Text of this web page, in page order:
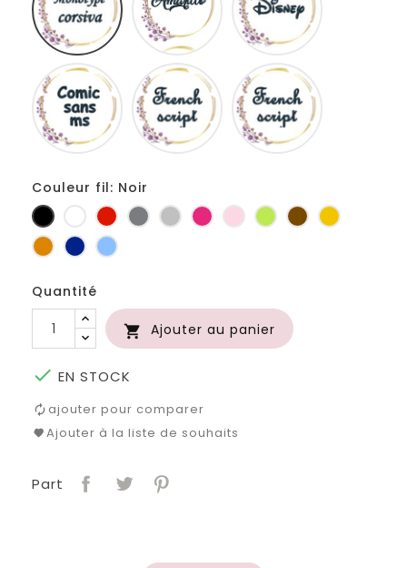
Comic
sans
ms
French
script
Couleur fil: Noir
Noir BlancRougeGris
foncé
Gris
clair
Fuchsia
RoseAnis MarronJaune
OrangeMarineBleu
Quantité
 Ajouter au panier
 EN STOCK
ajouter pour comparer
Ajouter à la liste de souhaits
Part